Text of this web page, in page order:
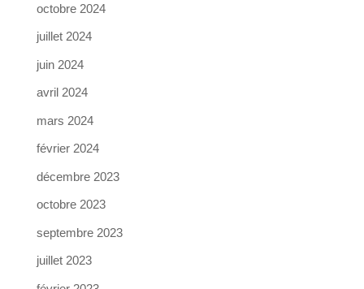
octobre 2024
juillet 2024
juin 2024
avril 2024
mars 2024
février 2024
décembre 2023
octobre 2023
septembre 2023
juillet 2023